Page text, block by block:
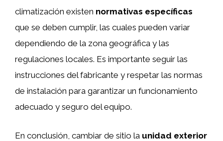
climatización existen normativas específicas
que se deben cumplir, las cuales pueden variar
dependiendo de la zona geográfica y las
regulaciones locales. Es importante seguir las
instrucciones del fabricante y respetar las normas
de instalación para garantizar un funcionamiento
adecuado y seguro del equipo.
En conclusión, cambiar de sitio la unidad exterior